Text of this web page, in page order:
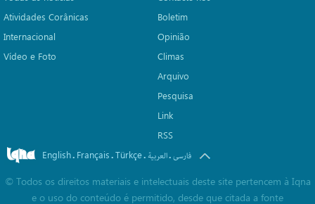
Atividades Corânicas
Internacional
Vídeo e Foto
Boletim
Opinião
Climas
Arquivo
Pesquisa
Link
RSS
English. Français.Türkçe. العربیة.فارسی
© Todos os direitos materiais e intelectuais deste site pertencem à Iqna
e o uso do conteúdo é permitido, desde que citada a fonte